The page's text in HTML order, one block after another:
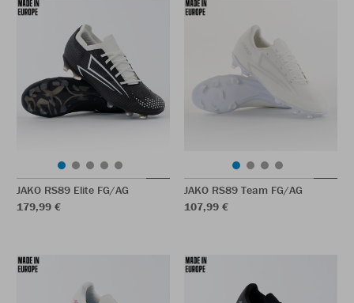
JAKO RS89 Elite FG/AG
179,99 €
JAKO RS89 Team FG/AG
107,99 €